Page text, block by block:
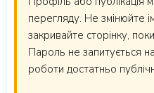
перегляду. Не змінюйте
закривайте сторінку,
Пароль не запитується
роботи достатньо